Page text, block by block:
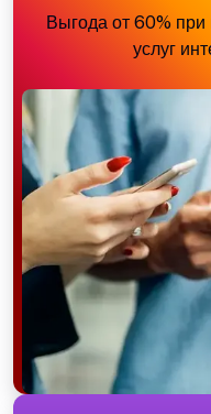
Выгода от 60% при
услуг